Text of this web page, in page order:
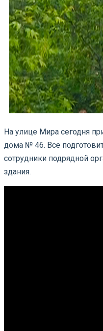
На улице Мира сегодня
дома № 46. Все
сотрудники подрядной
здания.